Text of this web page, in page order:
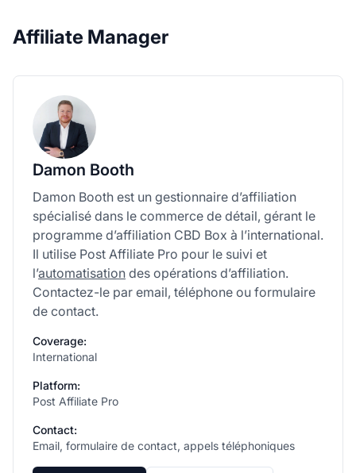
Affiliate Manager
Damon Booth
Damon Booth est un gestionnaire d’affiliation
spécialisé dans le commerce de détail, gérant le
programme d’affiliation CBD Box à l’international.
Il utilise Post Affiliate Pro pour le suivi et
l’automatisation des opérations d’affiliation.
Contactez-le par email, téléphone ou formulaire
de contact.
Coverage:
International
Platform:
Post Affiliate Pro
Contact:
Email, formulaire de contact, appels téléphoniques